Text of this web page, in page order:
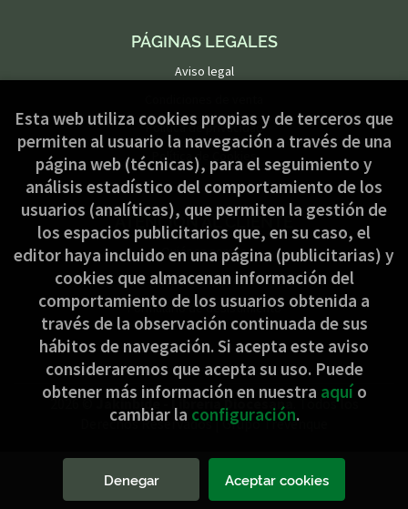
PÁGINAS LEGALES
Aviso legal
Política de privacidad
Política de Cookies
ATENCIÓN AL CLIENTE
Quiénes somos
Pedidos especiales
Formulario de desistimiento
2026 ©Jakinbide - Librería Diocesana . Todos los
Derechos Reservados |Grupo Trevenque
Esta web utiliza cookies propias y de terceros que
permiten al usuario la navegación a través de una
página web (técnicas), para el seguimiento y
análisis estadístico del comportamiento de los
usuarios (analíticas), que permiten la gestión de
los espacios publicitarios que, en su caso, el
editor haya incluido en una página (publicitarias) y
cookies que almacenan información del
comportamiento de los usuarios obtenida a
través de la observación continuada de sus
hábitos de navegación. Si acepta este aviso
consideraremos que acepta su uso. Puede
obtener más información en nuestra aquío
cambiar la configuración.
Denegar Aceptar cookies